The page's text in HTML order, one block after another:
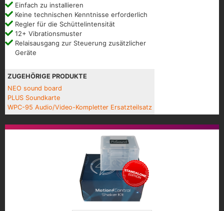
Einfach zu installieren
Keine technischen Kenntnisse erforderlich
Regler für die Schüttelintensität
12+ Vibrationsmuster
Relaisausgang zur Steuerung zusätzlicher
Geräte
ZUGEHÖRIGE PRODUKTE
NEO sound board
PLUS Soundkarte
WPC-95 Audio/Video-Kompletter Ersatzteilsatz